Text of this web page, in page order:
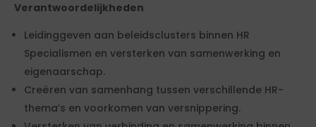
Verantwoordelijkheden
Leidinggeven aan beleidsclusters binnen HR
Specialismen en versterken van samenwerking en
eigenaarschap.
Creëren van samenhang tussen verschillende HR-
thema’s en voorkomen van versnippering.